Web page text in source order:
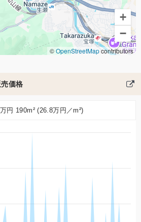
+
−
©OpenStreetMapcontributors
価格
万円 190m² (26.8万円／m²)